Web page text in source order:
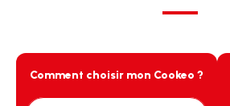
Comment choisir mon Cookeo ?